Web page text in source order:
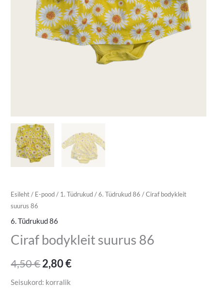
Esileht/ E-pood/ 1. Tüdrukud/6. Tüdrukud 86 / Ciraf bodykleit
suurus 86
6. Tüdrukud 86
Ciraf bodykleit suurus 86
4,50€2,80€
Seisukord: korralik